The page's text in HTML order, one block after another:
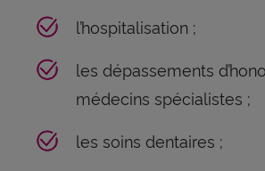
l’hospitalisation ;
les dépassements
médecins spécialistes ;
les soins dentaires ;